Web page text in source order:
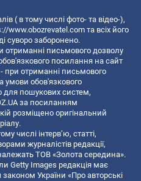
( в тому числі фото- та відео-),
www.obozrevatel.com та всіх його
суворо заборонено.
отриманні письмового дозволу
посилання на сайт
- при отриманні письмового
умови обов'язкового
для пошукових систем,
за посиланням
розміщено оригінальний
числі інтерв’ю, статті,
журналістів редакції,
ТОВ «Золота середина».
Getty Images редакція має
України «Про авторські